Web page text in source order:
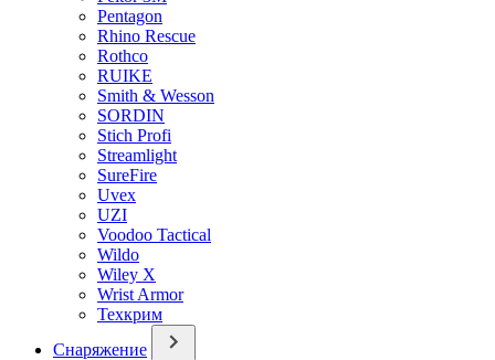
Pentagon
Rhino Rescue
Rothco
RUIKE
Smith & Wesson
SORDIN
Stich Profi
Streamlight
SureFire
Uvex
UZI
Voodoo Tactical
Wildo
Wiley X
Wrist Armor
Техкрим
Снаряжение